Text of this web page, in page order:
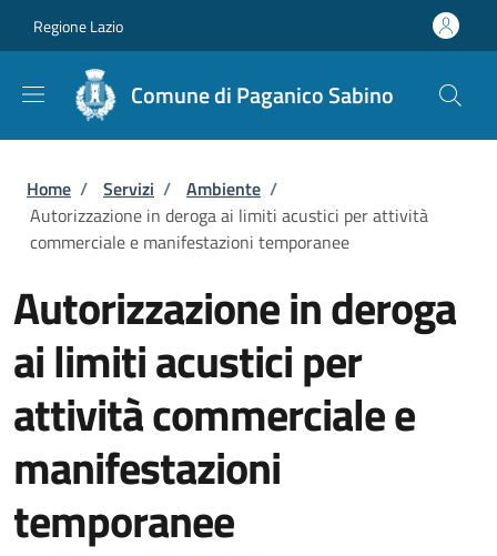
Regione Lazio
Comune di Paganico Sabino
Briciole di pane
Home / Servizi / Ambiente /
Autorizzazione in deroga ai limiti acustici per attività
commerciale e manifestazioni temporanee
Autorizzazione in deroga
ai limiti acustici per
attività commerciale e
manifestazioni
temporanee